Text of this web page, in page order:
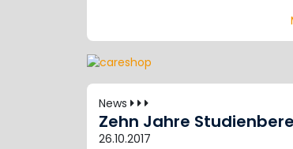
News
Zehn Jahre
26.10.2017